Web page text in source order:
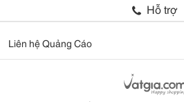
Hỗ trợ
Liên hệ Quảng Cáo